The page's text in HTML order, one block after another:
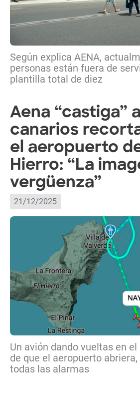
Según explica AENA,
personas están fuera de
plantilla total de diez
Aena “castiga”
canarios
el aeropuerto
Hierro: “La
vergüenza”
21/12/2025
Un avión dando vueltas en
de que el aeropuerto
todas las alarmas